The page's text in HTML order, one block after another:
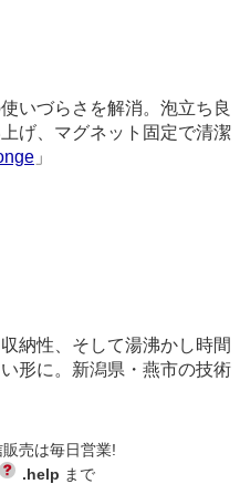
いづらさを解消。泡立ち良
げ、マグネット固定で清潔
」
納性、そして湯沸かし時間
形に。新潟県・燕市の技術
売は毎日営業!
.help まで